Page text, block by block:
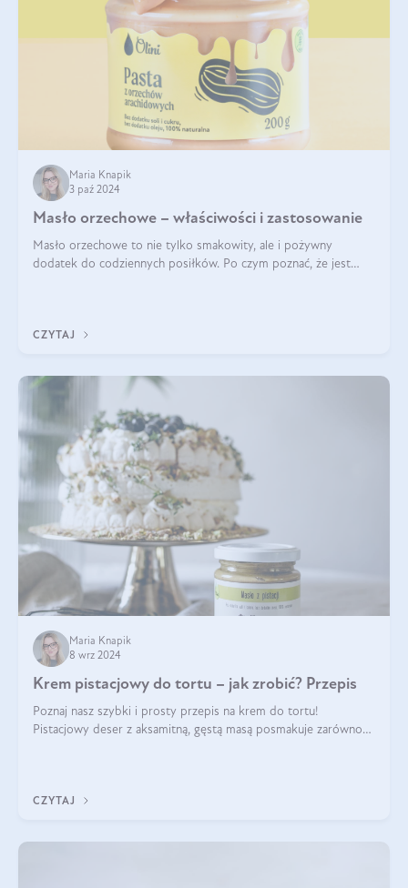
Maria Knapik
3 paź 2024
Masło orzechowe – właściwości i zastosowanie
Masło orzechowe to nie tylko smakowity, ale i pożywny
dodatek do codziennych posiłków. Po czym poznać, że jest
CZYTAJ
Maria Knapik
8 wrz 2024
Krem pistacjowy do tortu – jak zrobić? Przepis
Poznaj nasz szybki i prosty przepis na krem do tortu!
Pistacjowy deser z aksamitną, gęstą masą posmakuje zarówno
CZYTAJ